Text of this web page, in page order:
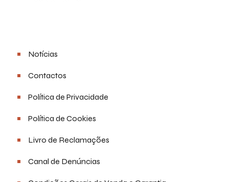
Notícias
Contactos
Política de Privacidade
Política de Cookies
Livro de Reclamações
Canal de Denúncias